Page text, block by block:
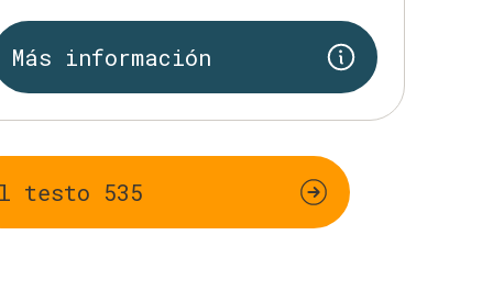
Más información
testo 535